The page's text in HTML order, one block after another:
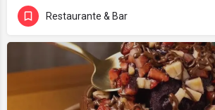
Restaurante & Bar